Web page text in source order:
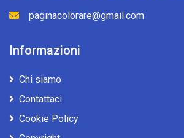
paginacolorare@gmail.com
Informazioni
Chi siamo
Contattaci
Cookie Policy